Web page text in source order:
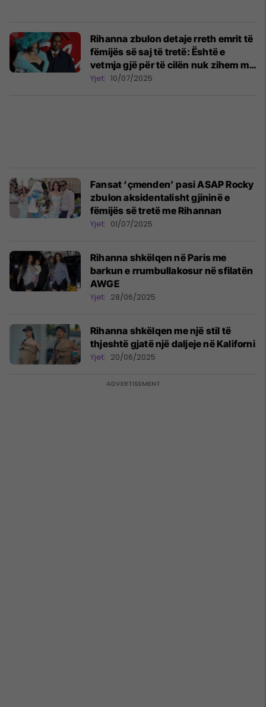
Rihanna zbulon detaje rreth emrit të
fëmijës së saj të tretë: Është e
vetmja gjë për të cilën nuk zihem me
Rockyn
Yjet 10/07/2025
Fansat ‘çmenden’ pasi ASAP Rocky
zbulon aksidentalisht gjininë e
fëmijës së tretë me Rihannan
Yjet 01/07/2025
Rihanna shkëlqen në Paris me
barkun e rrumbullakosur në sfilatën
AWGE
Yjet 28/06/2025
Rihanna shkëlqen me një stil të
thjeshtë gjatë një daljeje në Kaliforni
Yjet 20/06/2025